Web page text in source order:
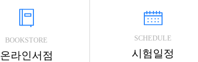
BOOKSTORE
온라인서점
SCHEDULE
시험일정